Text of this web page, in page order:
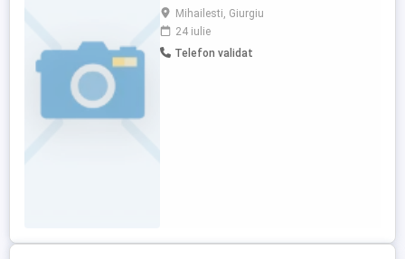
tot ce inseamna curatenie pretul porneste
de la 400 lei pe ziua de lucru
Mihailesti, Giurgiu
24 iulie
Telefon validat